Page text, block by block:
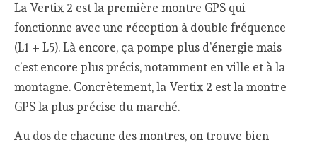
La Vertix 2 est la première montre GPS qui
fonctionne avec une réception à double fréquence
(L1 + L5). Là encore, ça pompe plus d’énergie mais
c’est encore plus précis, notamment en ville et à la
montagne. Concrètement, la Vertix 2 est la montre
GPS la plus précise du marché.
Au dos de chacune des montres, on trouve bien